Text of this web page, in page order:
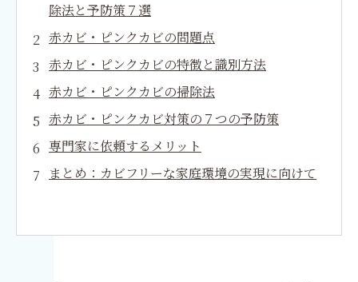
除法と予防策７選
赤カビ・ピンクカビの問題点
赤カビ・ピンクカビの特徴と識別方法
赤カビ・ピンクカビの掃除法
赤カビ・ピンクカビ対策の７つの予防策
専門家に依頼するメリット
まとめ：カビフリーな家庭環境の実現に向けて